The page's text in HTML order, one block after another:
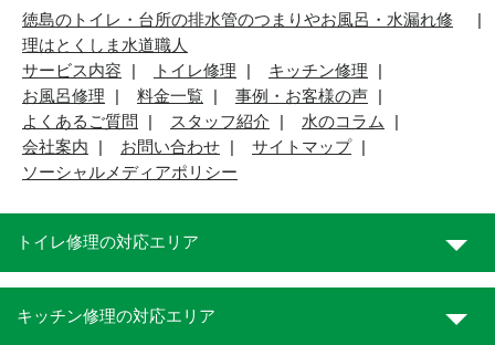
徳島のトイレ・台所の排水管のつまりやお風呂・水漏れ修
理はとくしま水道職人
サービス内容
トイレ修理
キッチン修理
お風呂修理
料金一覧
事例・お客様の声
よくあるご質問
スタッフ紹介
水のコラム
会社案内
お問い合わせ
サイトマップ
ソーシャルメディアポリシー
トイレ修理の対応エリア
キッチン修理の対応エリア